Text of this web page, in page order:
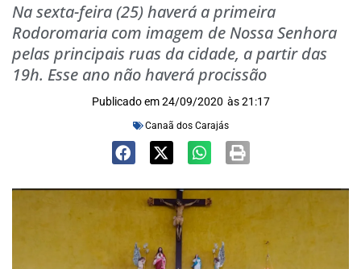
Na sexta-feira (25) haverá a primeira
Rodoromaria com imagem de Nossa Senhora
pelas principais ruas da cidade, a partir das
19h. Esse ano não haverá procissão
Publicado em 24/09/2020 às 21:17
Canaã dos Carajás